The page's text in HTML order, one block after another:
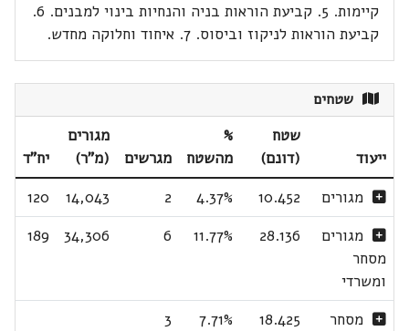
קיימות. 5. קביעת הוראות בניה והנחיות בינוי למבנים. 6.
קביעת הוראות לניקוז וביסוס. 7. איחוד וחלוקה מחדש.
שטחים
ייעוד
שטח
(דונם)
%
מהשטח
מגרשים
מגורים
(מ"ר)
יח"ד
מגורים
10.452
4.37%
2
14,043
120
מגורים
מסחר
ומשרדי
28.136
11.77%
6
34,306
189
מסחר
18.425
7.71%
3